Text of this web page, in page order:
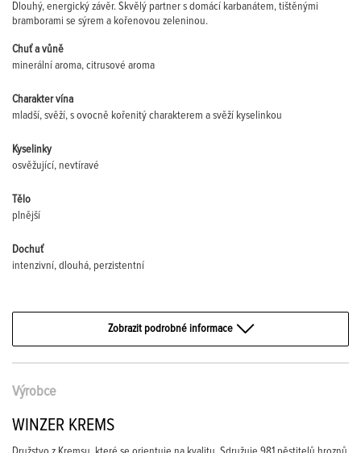
Dlouhý, energický závěr. Skvělý partner s domácí karbanátem, tištěnými
bramborami se sýrem a kořenovou zeleninou.
Chuť a vůně
minerální aroma, citrusové aroma
Charakter vína
mladší, svěží, s ovocně kořenitý charakterem a svěží kyselinkou
Kyselinky
osvěžující, nevtíravé
Tělo
plnější
Dochuť
intenzivní, dlouhá, perzistentní
Zobrazit podrobné informace
Výrobce
WINZER KREMS